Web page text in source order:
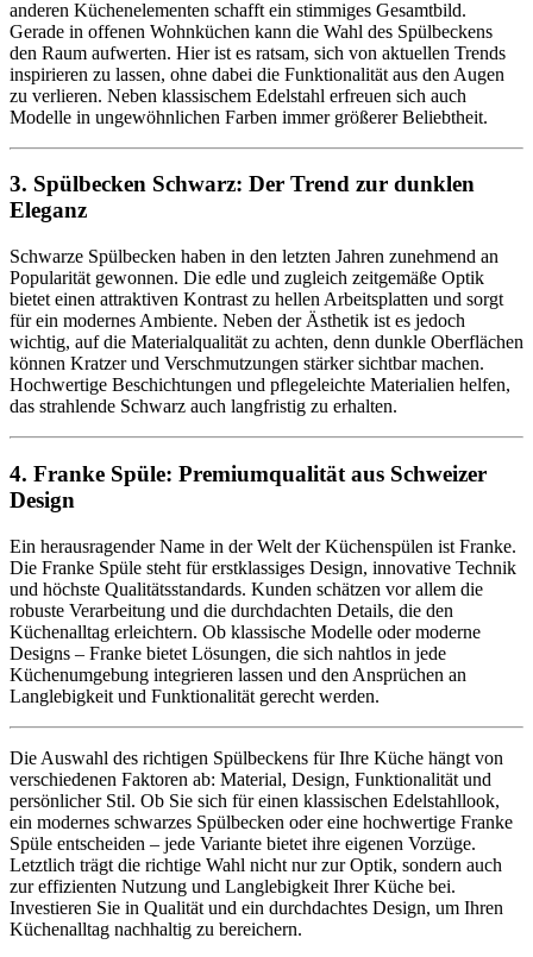
anderen Küchenelementen schafft ein stimmiges Gesamtbild.
Gerade in offenen Wohnküchen kann die Wahl des Spülbeckens
den Raum aufwerten. Hier ist es ratsam, sich von aktuellen Trends
inspirieren zu lassen, ohne dabei die Funktionalität aus den Augen
zu verlieren. Neben klassischem Edelstahl erfreuen sich auch
Modelle in ungewöhnlichen Farben immer größerer Beliebtheit.
3. Spülbecken Schwarz: Der Trend zur dunklen
Eleganz
Schwarze Spülbecken haben in den letzten Jahren zunehmend an
Popularität gewonnen. Die edle und zugleich zeitgemäße Optik
bietet einen attraktiven Kontrast zu hellen Arbeitsplatten und sorgt
für ein modernes Ambiente. Neben der Ästhetik ist es jedoch
wichtig, auf die Materialqualität zu achten, denn dunkle Oberflächen
können Kratzer und Verschmutzungen stärker sichtbar machen.
Hochwertige Beschichtungen und pflegeleichte Materialien helfen,
das strahlende Schwarz auch langfristig zu erhalten.
4. Franke Spüle: Premiumqualität aus Schweizer
Design
Ein herausragender Name in der Welt der Küchenspülen ist Franke.
Die Franke Spüle steht für erstklassiges Design, innovative Technik
und höchste Qualitätsstandards. Kunden schätzen vor allem die
robuste Verarbeitung und die durchdachten Details, die den
Küchenalltag erleichtern. Ob klassische Modelle oder moderne
Designs – Franke bietet Lösungen, die sich nahtlos in jede
Küchenumgebung integrieren lassen und den Ansprüchen an
Langlebigkeit und Funktionalität gerecht werden.
Die Auswahl des richtigen Spülbeckens für Ihre Küche hängt von
verschiedenen Faktoren ab: Material, Design, Funktionalität und
persönlicher Stil. Ob Sie sich für einen klassischen Edelstahllook,
ein modernes schwarzes Spülbecken oder eine hochwertige Franke
Spüle entscheiden – jede Variante bietet ihre eigenen Vorzüge.
Letztlich trägt die richtige Wahl nicht nur zur Optik, sondern auch
zur effizienten Nutzung und Langlebigkeit Ihrer Küche bei.
Investieren Sie in Qualität und ein durchdachtes Design, um Ihren
Küchenalltag nachhaltig zu bereichern.